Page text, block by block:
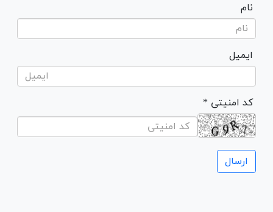
نام
ایمیل
* کد امنیتی